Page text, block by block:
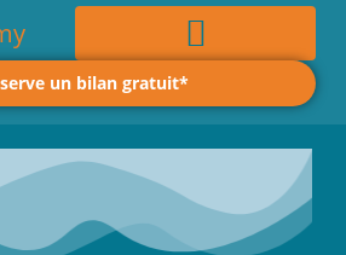
un bilan gratuit*